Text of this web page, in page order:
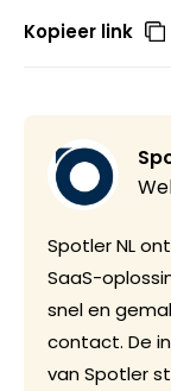
Kopieer link
Spotler NL
SaaS-
snel en
contact. De
van Spotler